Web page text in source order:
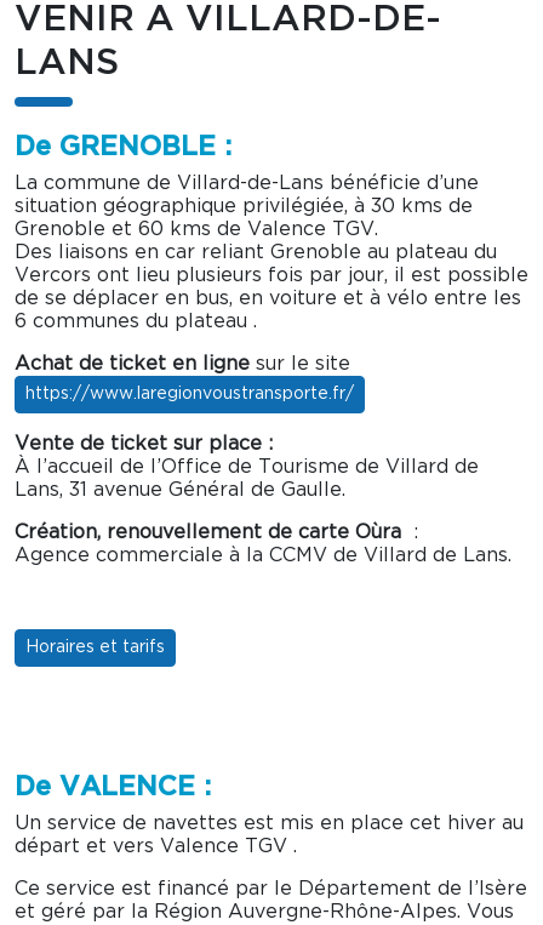
VENIR A VILLARD-DE-
LANS
De GRENOBLE :
La commune de Villard-de-Lans bénéficie d’une
situation géographique privilégiée, à 30 kms de
Grenoble et 60 kms de Valence TGV.
Des liaisons en car reliant Grenoble au plateau du
Vercors ont lieu plusieurs fois par jour, il est possible
de se déplacer en bus, en voiture et à vélo entre les
6 communes du plateau .
Achat de ticket en ligne sur le site
https://www.laregionvoustransporte.fr/
Vente de ticket sur place :
À l’accueil de l’Office de Tourisme de Villard de
Lans, 31 avenue Général de Gaulle.
Création, renouvellement de carte Oùra
:
Agence commerciale à la CCMV de Villard de Lans.
Horaires et tarifs
De VALENCE :
Un service de navettes est mis en place cet hiver au
départ et vers Valence TGV .
Ce service est financé par le Département de l’Isère
et géré par la Région Auvergne-Rhône-Alpes. Vous